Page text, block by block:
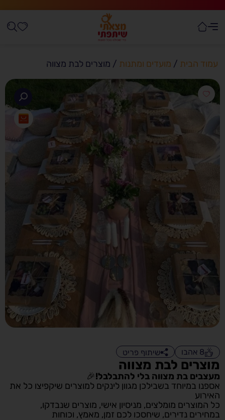
עמוד הבית / מועדים ומתנות / מוצרים לבת מצווה
8 אהבו שיתוף פריט
מוצרים לבת מצווה
מעצבים בת מצווה בלי להתבלבל!🎉
אספנו במיוחד בשבילכן מגוון לינקים למוצרים שיקפיצו כל את
האירוע
כל המוצרים מומלצים, מניסיון אישי, מוצרים שנבדקו,
במחירים נדירים, שיחסכו לכם זמן, מאמץ, וכוחות